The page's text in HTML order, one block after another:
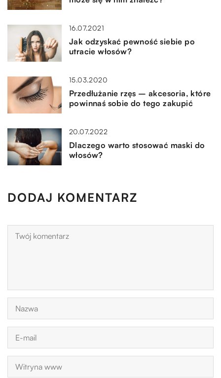
16.07.2021
Jak odzyskać pewność siebie po
utracie włosów?
15.03.2020
Przedłużanie rzęs – akcesoria, które
powinnaś sobie do tego zakupić
20.07.2022
Dlaczego warto stosować maski do
włosów?
DODAJ KOMENTARZ